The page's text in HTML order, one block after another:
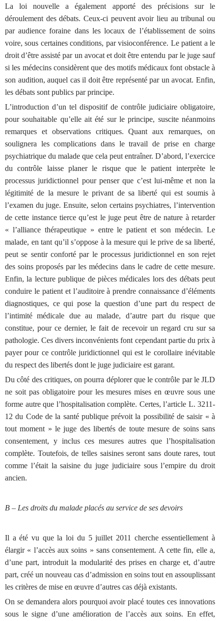
La loi nouvelle a également apporté des précisions sur le
déroulement des débats. Ceux-ci peuvent avoir lieu au tribunal ou
par audience foraine dans les locaux de l’établissement de soins
voire, sous certaines conditions, par visioconférence. Le patient a le
droit d’être assisté par un avocat et doit être entendu par le juge sauf
si les médecins considèrent que des motifs médicaux font obstacle à
son audition, auquel cas il doit être représenté par un avocat. Enfin,
les débats sont publics par principe.
L’introduction d’un tel dispositif de contrôle judiciaire obligatoire,
pour souhaitable qu’elle ait été sur le principe, suscite néanmoins
remarques et observations critiques. Quant aux remarques, on
soulignera les complications dans le travail de prise en charge
psychiatrique du malade que cela peut entraîner. D’abord, l’exercice
du contrôle laisse planer le risque que le patient interprète le
processus juridictionnel pour penser que c’est lui-même et non la
légitimité de la mesure le privant de sa liberté qui est soumis à
l’examen du juge. Ensuite, selon certains psychiatres, l’intervention
de cette instance tierce qu’est le juge peut être de nature à retarder
« l’alliance thérapeutique » entre le patient et son médecin. Le
malade, en tant qu’il s’oppose à la mesure qui le prive de sa liberté,
peut se sentir conforté par le processus juridictionnel en son rejet
des soins proposés par les médecins dans le cadre de cette mesure.
Enfin, la lecture publique de pièces médicales lors des débats peut
conduire le patient et l’auditoire à prendre connaissance d’éléments
diagnostiques, ce qui pose la question d’une part du respect de
l’intimité médicale due au malade, d’autre part du risque que
constitue, pour ce dernier, le fait de recevoir un regard cru sur sa
pathologie. Ces divers inconvénients font cependant partie du prix à
payer pour ce contrôle juridictionnel qui est le corollaire inévitable
du respect des libertés dont le juge judiciaire est garant.
Du côté des critiques, on pourra déplorer que le contrôle par le JLD
ne soit pas obligatoire pour les mesures mises en œuvre sous une
forme autre que l’hospitalisation complète. Certes, l’article L. 3211-
12 du Code de la santé publique prévoit la possibilité de saisir « à
tout moment » le juge des libertés de toute mesure de soins sans
consentement, y inclus ces mesures autres que l’hospitalisation
complète. Toutefois, de telles saisines seront sans doute rares, tout
comme l’était la saisine du juge judiciaire sous l’empire du droit
ancien.
B – Les droits du malade placés au service de ses devoirs
Il a été vu que la loi du 5 juillet 2011 cherche essentiellement à
élargir « l’accès aux soins » sans consentement. A cette fin, elle a,
d’une part, introduit la modularité des prises en charge et, d’autre
part, créé un nouveau cas d’admission en soins tout en assouplissant
les critères de mise en œuvre d’autres cas déjà existants.
On se demandera alors pourquoi avoir placé toutes ces innovations
sous le signe d’une amélioration de l’accès aux soins. En effet,